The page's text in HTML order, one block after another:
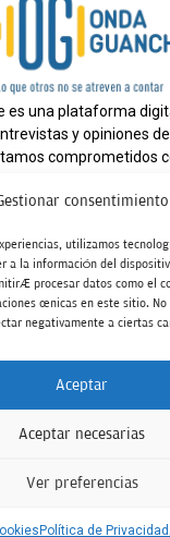
consentimiento
utilizamos
a la información del
procesar datos como el
únicas en este sitio.
negativamente a ciertas
Aceptar
Aceptar necesarias
Ver preferencias
Política de Privacidad
es una plataforma
y opiniones
comprometidos
nuestra audiencia.